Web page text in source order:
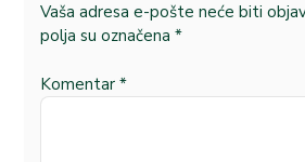
Vaša adresa e-pošte neće biti
polja su označena *
Komentar *